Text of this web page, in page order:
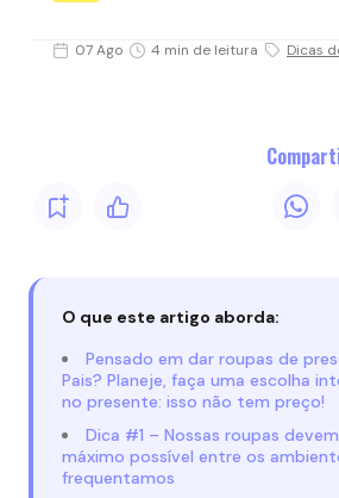
07 Ago 4 min de leitura Dicas
O que este artigo aborda:
Pensado em dar roupas de
Pais? Planeje, faça uma escolha
no presente: isso não tem preço!
Dica #1 – Nossas roupas
máximo possível entre os
frequentamos